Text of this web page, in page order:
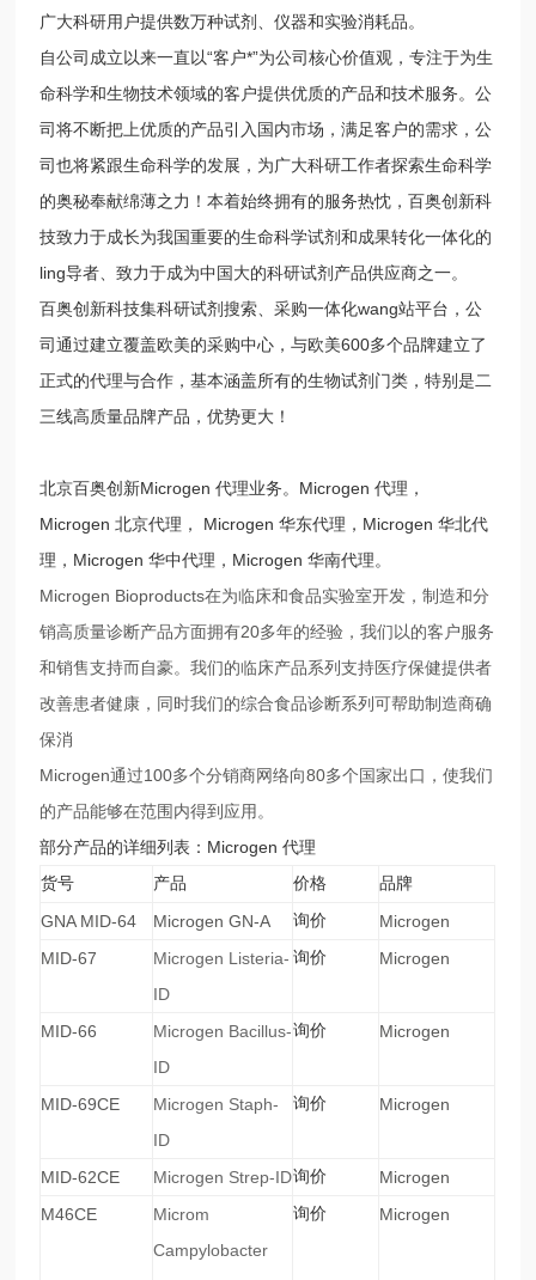
广大科研用户提供数万种试剂、仪器和实验消耗品。
自公司成立以来一直以“客户*”为公司核心价值观，专注于为生
命科学和生物技术领域的客户提供优质的产品和技术服务。公
司将不断把上优质的产品引入国内市场，满足客户的需求，公
司也将紧跟生命科学的发展，为广大科研工作者探索生命科学
的奥秘奉献绵薄之力！本着始终拥有的服务热忱，百奥创新科
技致力于成长为我国重要的生命科学试剂和成果转化一体化的
ling导者、致力于成为中国大的科研试剂产品供应商之一。
百奥创新科技集科研试剂搜索、采购一体化wang站平台，公
司通过建立覆盖欧美的采购中心，与欧美600多个品牌建立了
正式的代理与合作，基本涵盖所有的生物试剂门类，特别是二
三线高质量品牌产品，优势更大！
北京百奥创新Microgen 代理业务。Microgen 代理，
Microgen 北京代理， Microgen 华东代理，Microgen 华北代
理，Microgen 华中代理，Microgen 华南代理。
Microgen Bioproducts在为临床和食品实验室开发，制造和分
销高质量诊断产品方面拥有20多年的经验，我们以的客户服务
和销售支持而自豪。我们的临床产品系列支持医疗保健提供者
改善患者健康，同时我们的综合食品诊断系列可帮助制造商确
保消
Microgen通过100多个分销商网络向80多个国家出口，使我们
的产品能够在范围内得到应用。
部分产品的详细列表：Microgen 代理
货号 产品 价格 品牌
GNA MID-64 Microgen GN-A 询价
Microgen
MID-67
Microgen Listeria-
ID
询价 Microgen
MID-66
Microgen Bacillus-
ID
询价 Microgen
MID-69CE
Microgen Staph-
ID
询价 Microgen
MID-62CE Microgen Strep-ID询价
Microgen
M46CE
Microm
Campylobacter
询价 Microgen